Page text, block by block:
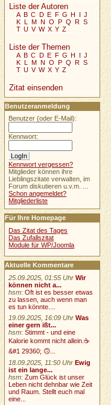
Liste der Autoren
A B C D E F G H I J
K L M N O P Q R S
T U V W X Y Z
Liste der Themen
A B C D E F G H I J
K L M N O P Q R S
T U V W X Y Z
Zitat einsenden
Benutzeranmeldung
Benutzer (oder E-Mail):
Kennwort:
Kennwort vergessen?
Mitglieder können ihre
Lieblingszitate verwalten, im
Forum diskutieren u.v.m. ...
Schon angemeldet?
Mitgliederliste
Für Ihre Homepage
Das Zitat des Tages
Das Zufallszitat
Module für WP/Joomla
Aktuelle Kommentare
25.09.2025, 01:55 Uhr Wir
können nicht a...
hsm:Oft ist es besser etwas
zu lassen, auch wenn man
es tun könnte....
19.09.2025, 16:09 Uhr Was
einer gern ißt...
hsm:Stimmt - und eine
Kalorie kommt nicht allein.☕
&#1 29360; 🙃...
18.09.2025, 11:50 Uhr Ewig
ist ein lange...
hsm:Zum Glück ist unser
Leben nicht dehnbar wie Zeit
und Raum. Stellt euch mal
eine...